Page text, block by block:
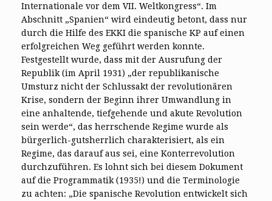
Internationale vor dem VII. Weltkongress“. Im
Abschnitt „Spanien“ wird eindeutig betont, dass nur
durch die Hilfe des EKKI die spanische KP auf einen
erfolgreichen Weg geführt werden konnte.
Festgestellt wurde, dass mit der Ausrufung der
Republik (im April 1931) „der republikanische
Umsturz nicht der Schlussakt der revolutionären
Krise, sondern der Beginn ihrer Umwandlung in
eine anhaltende, tiefgehende und akute Revolution
sein werde“, das herrschende Regime wurde als
bürgerlich-gutsherrlich charakterisiert, als ein
Regime, das darauf aus sei, eine Konterrevolution
durchzuführen. Es lohnt sich bei diesem Dokument
auf die Programmatik (1935!) und die Terminologie
zu achten: „Die spanische Revolution entwickelt sich